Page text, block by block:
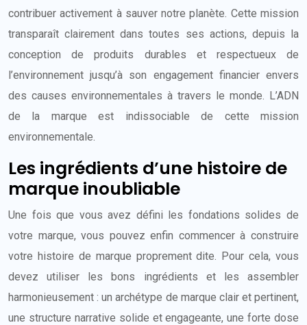
contribuer activement à sauver notre planète. Cette mission
transparaît clairement dans toutes ses actions, depuis la
conception de produits durables et respectueux de
l’environnement jusqu’à son engagement financier envers
des causes environnementales à travers le monde. L’ADN
de la marque est indissociable de cette mission
environnementale.
Les ingrédients d’une histoire de
marque inoubliable
Une fois que vous avez défini les fondations solides de
votre marque, vous pouvez enfin commencer à construire
votre histoire de marque proprement dite. Pour cela, vous
devez utiliser les bons ingrédients et les assembler
harmonieusement : un archétype de marque clair et pertinent,
une structure narrative solide et engageante, une forte dose